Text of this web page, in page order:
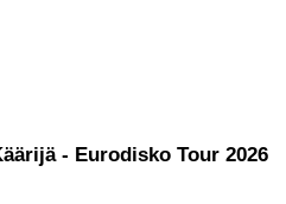
Käärijä - Eurodisko Tour 2026